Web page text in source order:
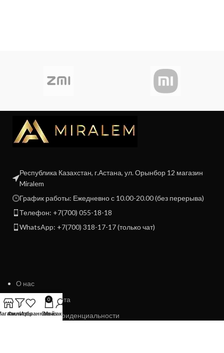
Республика Казахстан, г.Астана, ул. Орынбор 12 магазин
Miralem
График работы: Ежедневно с 10.00-20.00 (без перерыва)
Телефон: +7(700) 055-18-18
WhatsApp: +7(700) 318-17-17 (только чат)
О нас
Договор Оферта
Политика конфиденциальности
ФильтрыИзбранное
0
Заказ
Мой аккаунт